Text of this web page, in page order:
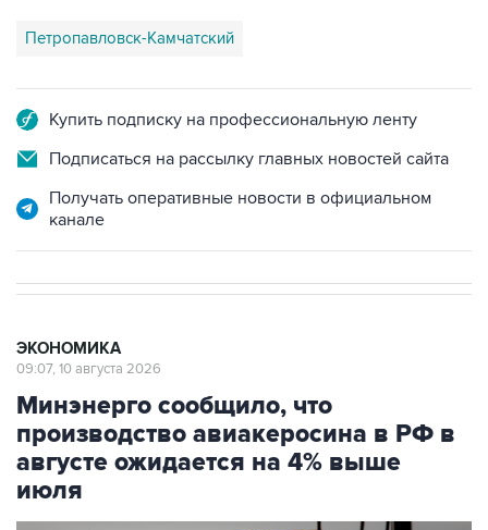
Петропавловск-Камчатский
Купить подписку на профессиональную ленту
Подписаться на рассылку главных новостей сайта
Получать оперативные новости в официальном
канале
ЭКОНОМИКА
09:07, 10 августа 2026
Минэнерго сообщило, что
производство авиакеросина в РФ в
августе ожидается на 4% выше
июля